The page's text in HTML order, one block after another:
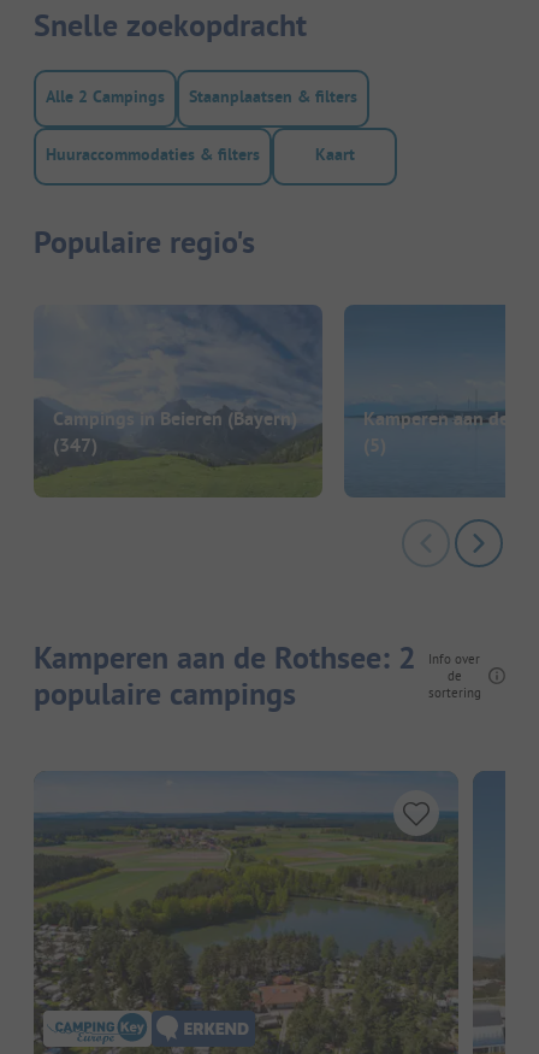
Snelle zoekopdracht
Alle 2 Campings Staanplaatsen & filters
Huuraccommodaties & filters Kaart
Populaire regio's
Campings in Beieren (Bayern)
(347)
Kamperen aan de
(5)
Kamperen aan de Rothsee: 2
populaire campings
Info over
de
sortering